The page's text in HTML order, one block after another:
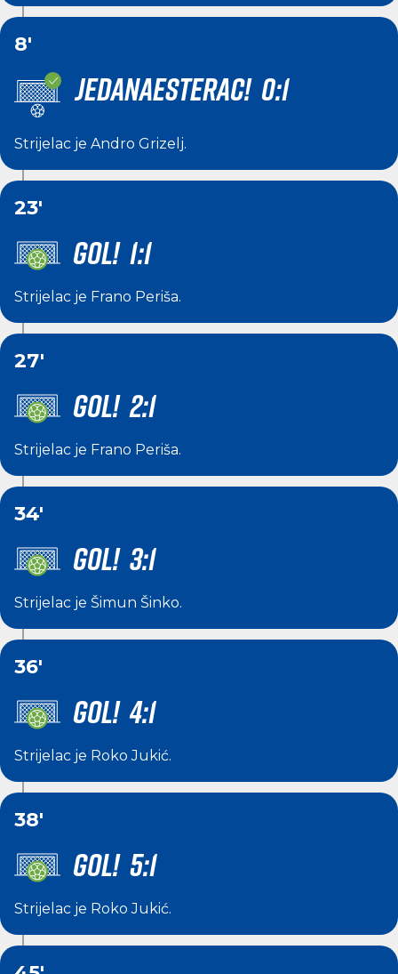
8'
JEDANAESTERAC! 0:1
Strijelac je Andro Grizelj.
23'
GOL! 1:1
Strijelac je Frano Periša.
27'
GOL! 2:1
Strijelac je Frano Periša.
34'
GOL! 3:1
Strijelac je Šimun Šinko.
36'
GOL! 4:1
Strijelac je Roko Jukić.
38'
GOL! 5:1
Strijelac je Roko Jukić.